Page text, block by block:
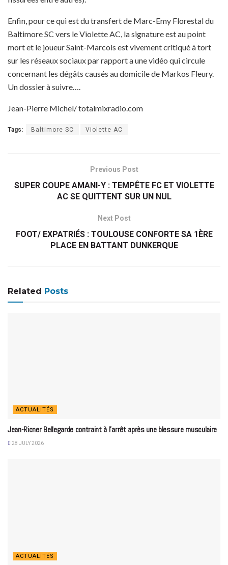
Enfin, pour ce qui est du transfert de Marc-Emy Florestal du
Baltimore SC vers le Violette AC, la signature est au point
mort et le joueur Saint-Marcois est vivement critiqué à tort
sur les réseaux sociaux par rapport a une vidéo qui circule
concernant les dégâts causés au domicile de Markos Fleury.
Un dossier à suivre….
Jean-Pierre Michel/ totalmixradio.com
Tags: Baltimore SC Violette AC
Previous Post
SUPER COUPE AMANI-Y : TEMPÊTE FC ET VIOLETTE
AC SE QUITTENT SUR UN NUL
Next Post
FOOT/ EXPATRIÉS : TOULOUSE CONFORTE SA 1ÈRE
PLACE EN BATTANT DUNKERQUE
Related Posts
ACTUALITÉS
Jean-Ricner Bellegarde contraint à l’arrêt après une blessure musculaire
28 JULY 2026
ACTUALITÉS